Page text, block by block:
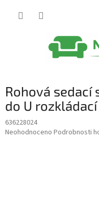
Rohová sedací
do U
636228024
Průměrné
Neohodnoceno Podrobnosti